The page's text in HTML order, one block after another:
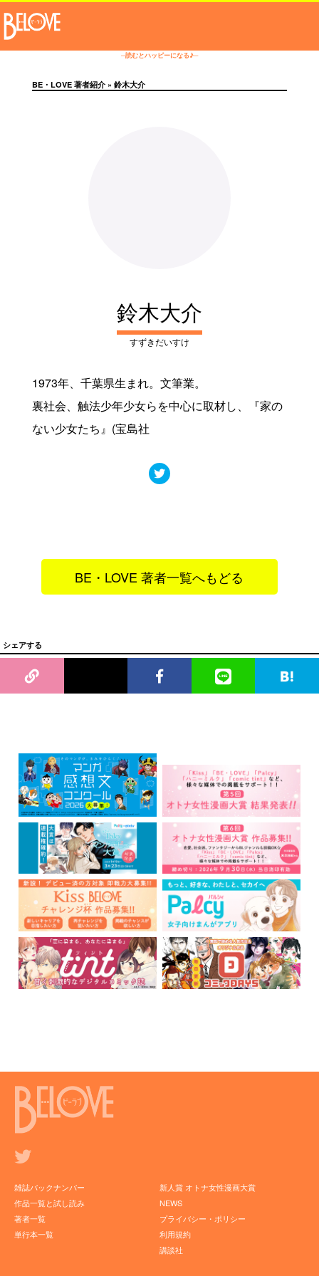
─読むとハッピーになる♪─
BE・LOVE 著者紹介» 鈴木大介
鈴木大介
すずきだいすけ
1973年、千葉県生まれ。文筆業。
裏社会、触法少年少女らを中心に取材し、『家の
ない少女たち』(宝島社
BE・LOVE 著者一覧へもどる
シェアする
雑誌バックナンバー
作品一覧と試し読み
著者一覧
単行本一覧
新人賞 オトナ女性漫画大賞
NEWS
プライバシー・ポリシー
利用規約
講談社